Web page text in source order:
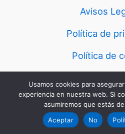
Avisos
Política de
Política de
Copyright © 2026
Usamos cookies para
experiencia en nuestra web. Si
asumiremos que estás
Aceptar
No